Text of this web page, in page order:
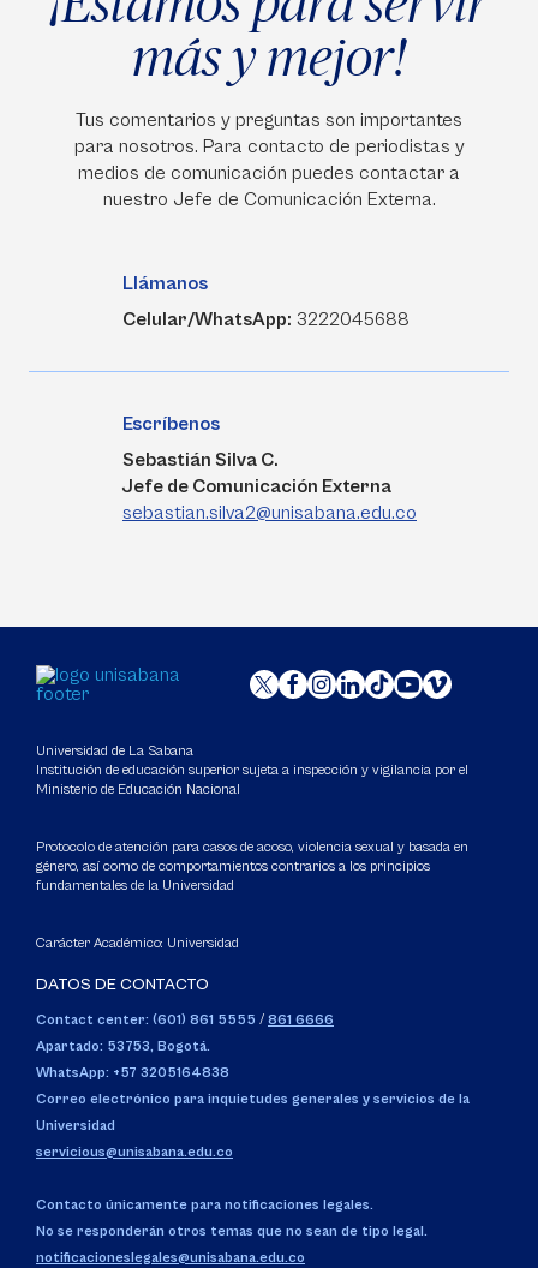
más y mejor!
Tus comentarios y preguntas son importantes
para nosotros. Para contacto de periodistas y
medios de comunicación puedes contactar a
nuestro Jefe de Comunicación Externa.
Llámanos
Celular/WhatsApp: 3222045688
Escríbenos
Sebastián Silva C.
Jefe de Comunicación Externa
sebastian.silva2@unisabana.edu.co
Universidad de La Sabana
Institución de educación superior sujeta a inspección y vigilancia por el
Ministerio de Educación Nacional
Protocolo de atención para casos de acoso, violencia sexual y basada en
género, así como de comportamientos contrarios a los principios
fundamentales de la Universidad
Carácter Académico: Universidad
DATOS DE CONTACTO
Contact center: (601) 861 5555 / 861 6666
Apartado: 53753, Bogotá.
WhatsApp: +57 3205164838
Correo electrónico para inquietudes generales y servicios de la
Universidad
servicious@unisabana.edu.co
Contacto únicamente para notificaciones legales.
No se responderán otros temas que no sean de tipo legal.
notificacioneslegales@unisabana.edu.co